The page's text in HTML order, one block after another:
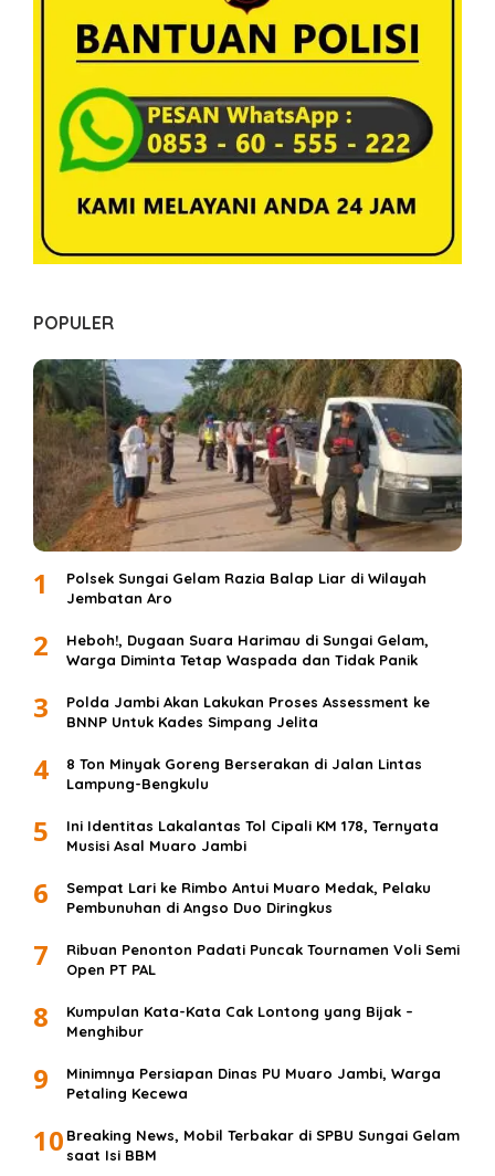
POPULER
1
Polsek Sungai Gelam Razia Balap Liar di Wilayah
Jembatan Aro
2
Heboh!, Dugaan Suara Harimau di Sungai Gelam,
Warga Diminta Tetap Waspada dan Tidak Panik
3
Polda Jambi Akan Lakukan Proses Assessment ke
BNNP Untuk Kades Simpang Jelita
4
8 Ton Minyak Goreng Berserakan di Jalan Lintas
Lampung-Bengkulu
5
Ini Identitas Lakalantas Tol Cipali KM 178, Ternyata
Musisi Asal Muaro Jambi
6
Sempat Lari ke Rimbo Antui Muaro Medak, Pelaku
Pembunuhan di Angso Duo Diringkus
7
Ribuan Penonton Padati Puncak Tournamen Voli Semi
Open PT PAL
8
Kumpulan Kata-Kata Cak Lontong yang Bijak –
Menghibur
9
Minimnya Persiapan Dinas PU Muaro Jambi, Warga
Petaling Kecewa
10 Breaking News, Mobil Terbakar di SPBU Sungai Gelam
saat Isi BBM